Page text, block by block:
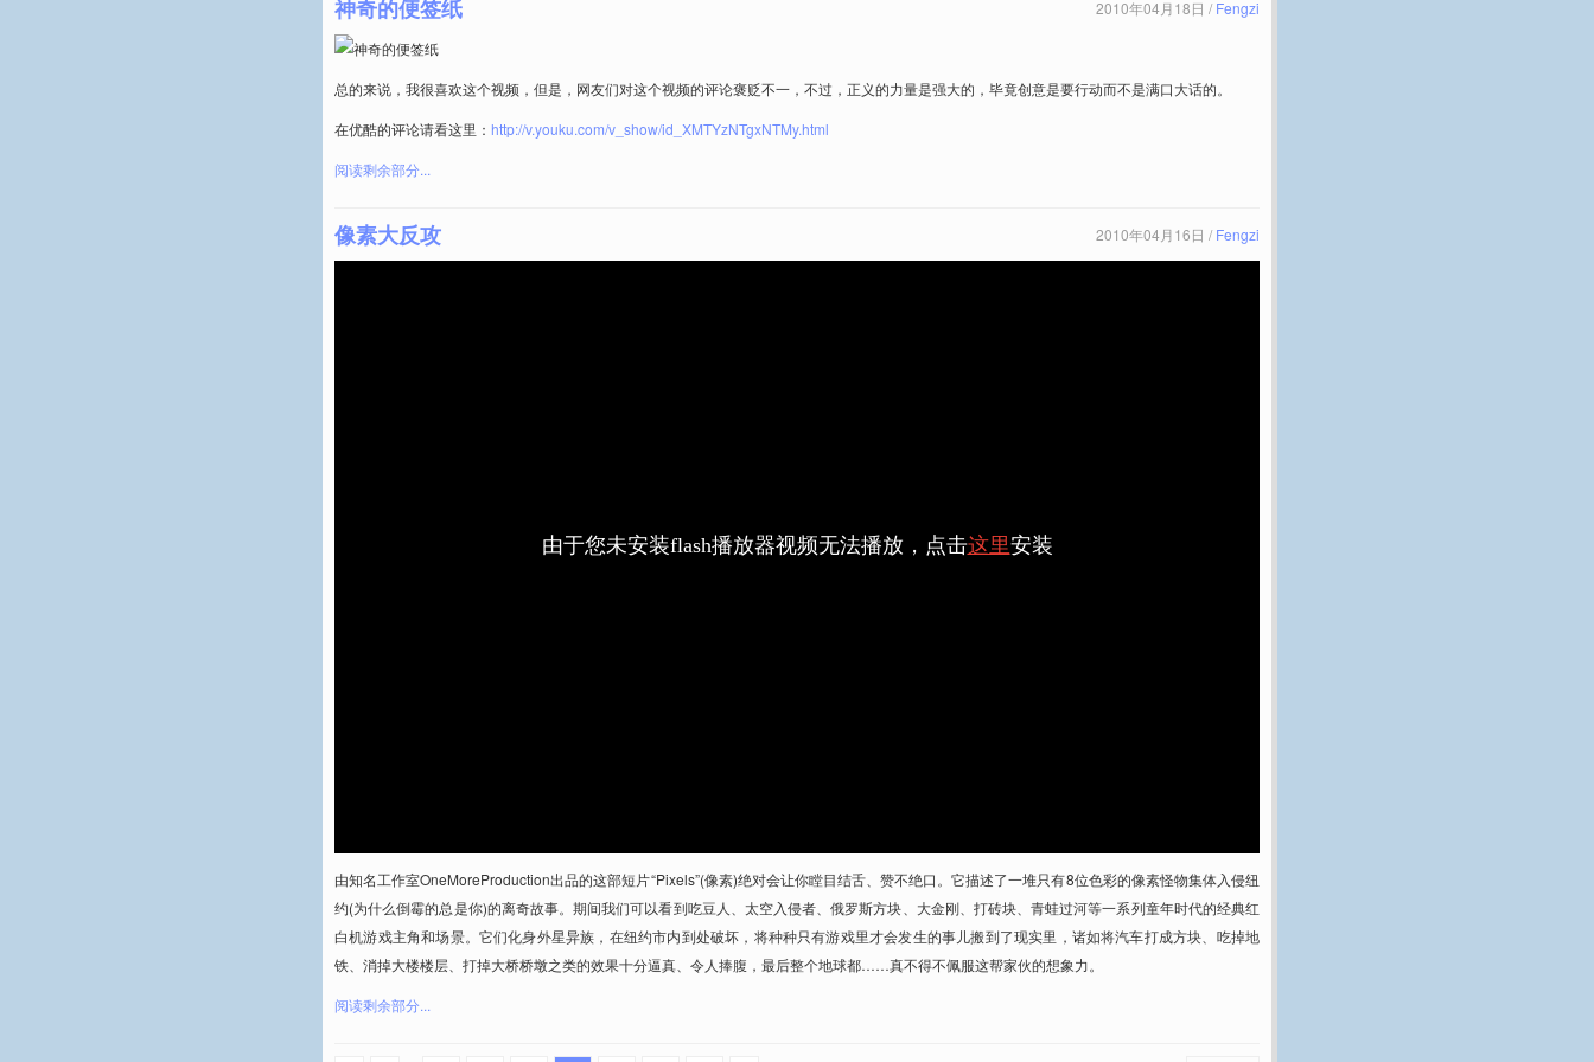
神奇的便签纸 2010年04月18日 / Fengzi
总的来说，我很喜欢这个视频，但是，网友们对这个视频的评论褒贬不一，不过，正义的力量是强大的，毕竟创意是要行动而不是满口大话的。
在优酷的评论请看这里： http://v.youku.com/v_show/id_XMTYzNTgxNTMy.html
阅读剩余部分...
像素大反攻 2010年04月16日 / Fengzi
由知名工作室OneMoreProduction出品的这部短片“Pixels”(像素)绝对会让你瞠目结舌、赞不绝口。它描述了一堆只有8位色彩的像素怪物集体入侵纽
约(为什么倒霉的总是你)的离奇故事。期间我们可以看到吃豆人、太空入侵者、俄罗斯方块、大金刚、打砖块、青蛙过河等一系列童年时代的经典红
白机游戏主角和场景。它们化身外星异族，在纽约市内到处破坏，将种种只有游戏里才会发生的事儿搬到了现实里，诸如将汽车打成方块、吃掉地
铁、消掉大楼楼层、打掉大桥桥墩之类的效果十分逼真、令人捧腹，最后整个地球都……真不得不佩服这帮家伙的想象力。
阅读剩余部分...